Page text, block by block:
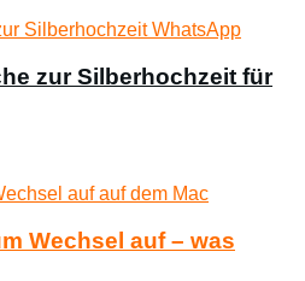
zur Silberhochzeit für
Wechsel auf – was